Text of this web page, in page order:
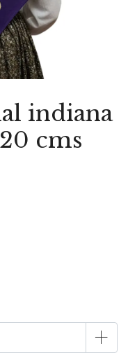
indiana
cms
+